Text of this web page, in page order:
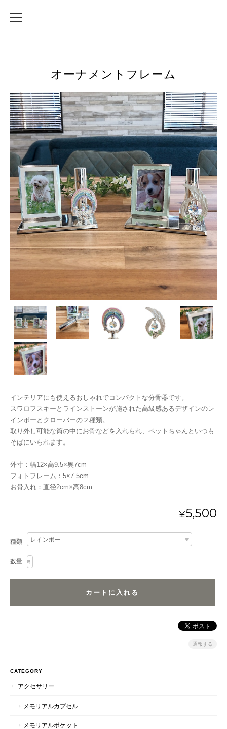
オーナメントフレーム
インテリアにも使えるおしゃれでコンパクトな分骨器です。
スワロフスキーとラインストーンが施された高級感あるデザインのレ
インボーとクローバーの２種類。
取り外し可能な筒の中にお骨などを入れられ、ペットちゃんといつも
そばにいられます。
外寸：幅12×高9.5×奥7cm
フォトフレーム：5×7.5cm
お骨入れ：直径2cm×高8cm
¥5,500
種類
数量
通報する
CATEGORY
アクセサリー
メモリアルカプセル
メモリアルポケット